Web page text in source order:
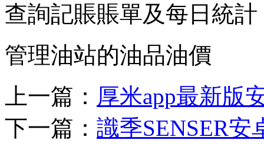
查詢記賬賬單及每日統計
管理油站的油品油價
上一篇： 厚米app最新版
下一篇： 識季SENSER安